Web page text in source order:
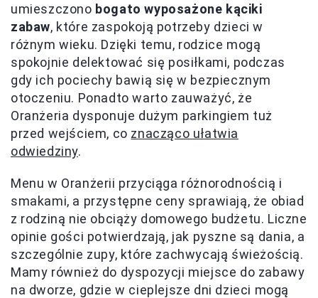
umieszczono bogato wyposażone kąciki
zabaw, które zaspokoją potrzeby dzieci w
różnym wieku. Dzięki temu, rodzice mogą
spokojnie delektować się posiłkami, podczas
gdy ich pociechy bawią się w bezpiecznym
otoczeniu. Ponadto warto zauważyć, że
Oranżeria dysponuje dużym parkingiem tuż
przed wejściem, co znacząco ułatwia
odwiedziny.
Menu w Oranżerii przyciąga różnorodnością i
smakami, a przystępne ceny sprawiają, że obiad
z rodziną nie obciąży domowego budżetu. Liczne
opinie gości potwierdzają, jak pyszne są dania, a
szczególnie zupy, które zachwycają świeżością.
Mamy również do dyspozycji miejsce do zabawy
na dworze, gdzie w cieplejsze dni dzieci mogą